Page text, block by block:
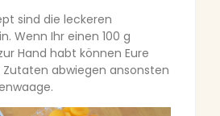
sind die leckeren
Wenn Ihr einen 100 g
Hand habt können Eure
abwiegen ansonsten